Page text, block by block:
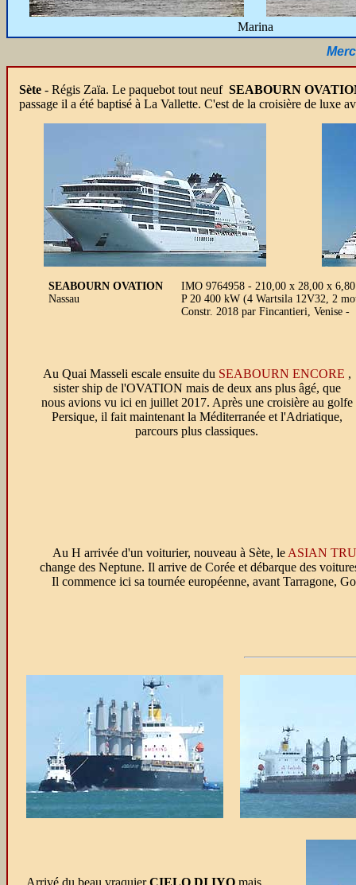
Marina
Sète - Régis Zaïa. Le paquebot tout neuf SEABOURN
passage il a été baptisé à La Vallette. C'est de la croisière de luxe
SEABOURN OVATION
Nassau
IMO 9764958 - 210,00 x 28,00 x
P 20 400 kW (4 Wartsila 12V32, 2
Constr. 2018 par Fincantieri, Venise
Au Quai Masseli escale ensuite du SEABOURN ENCORE ,
sister ship de l'OVATION mais de deux ans plus âgé, que
nous avions vu ici en juillet 2017. Après une croisière au golfe
Persique, il fait maintenant la Méditerranée et l'Adriatique,
parcours plus classiques.
Au H arrivée d'un voiturier, nouveau à Sète, le ASIAN
change des Neptune. Il arrive de Corée et débarque des
Il commence ici sa tournée européenne, avant Tarragone,
Arrivé du beau vraquierCIELO DI IYO mais